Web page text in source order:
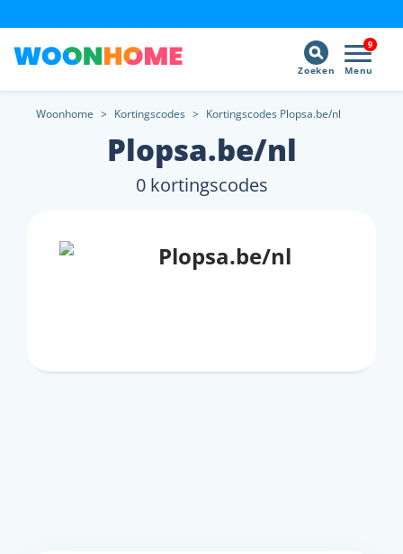
9
Menu
Zoeken
Woonhome > Kortingscodes > Kortingscodes Plopsa.be/nl
Plopsa.be/nl
0 kortingscodes
Plopsa.be/nl